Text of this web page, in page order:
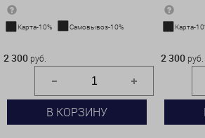
Карта-10% Самовывоз-10%
2 300 руб.
В КОРЗИНУ
Карта-
2 300 руб.